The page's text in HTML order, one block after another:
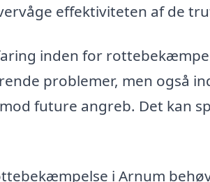
effektiviteten af de
inden for
problemer, men også
future angreb. Det kan
i Arnum